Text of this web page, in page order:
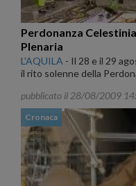
Perdonanza
Plenaria
L'AQUILA - Il 28 e il 29
il rito solenne della
pubblicato il 28/08/2009
Cronaca